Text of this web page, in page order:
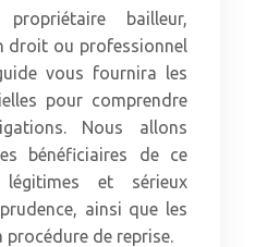
bailleur,
droit ou professionnel
vous fournira les
pour comprendre
Nous allons
bénéficiaires de ce
et sérieux
ainsi que les
procédure de reprise.